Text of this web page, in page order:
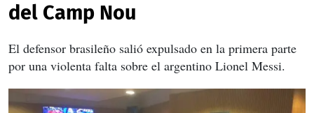
del Camp Nou
El defensor brasileño salió expulsado en la primera parte
por una violenta falta sobre el argentino Lionel Messi.